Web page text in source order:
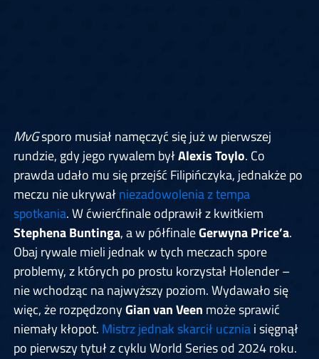
MvGsporo musiał namęczyć się już w pierwszej
rundzie, gdy jego rywalem byłAlexis Toylo. Co
prawda udało mu się przejść Filipińczyka, jednakże po
meczu nie ukrywałniezadowolenia z tempa
spotkania. W ćwierćfinale odprawił z kwitkiem
Stephena Buntinga, a w półfinaleGerwyna Price’a.
Obaj rywale mieli jednak w tych meczach spore
problemy, z których po prostu korzystał Holender –
nie wchodząc na najwyższy poziom. Wydawało się
więc, że rozpędzonyGian van Veen może sprawić
niemały kłopot. Mistrz jednak skarcił uczniai sięgnął
po pierwszy tytuł z cyklu World Series od 2024 roku.